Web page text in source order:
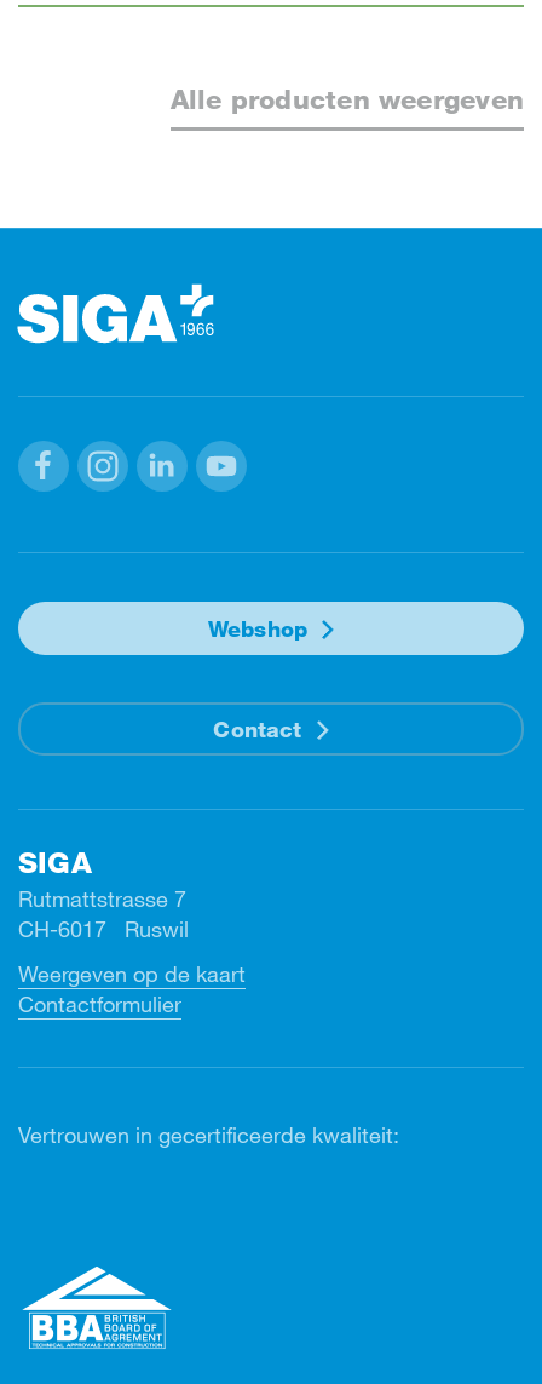
Alle producten weergeven
Webshop
Contact
SIGA
Rutmattstrasse 7
CH-6017 Ruswil
Weergeven op de kaart
Contactformulier
Vertrouwen in gecertificeerde kwaliteit: